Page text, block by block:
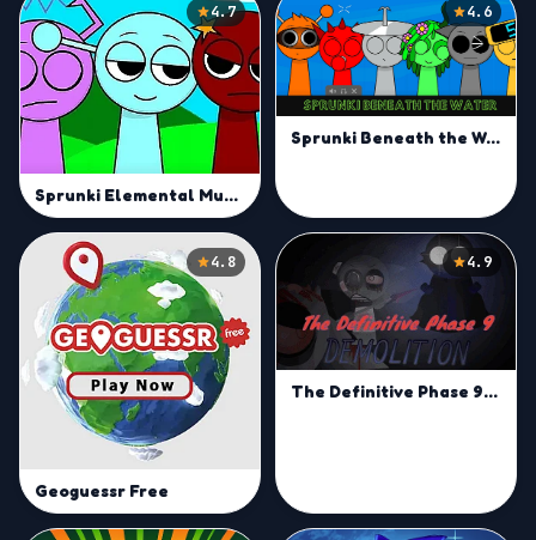
4.7
Sprunki Elemental Musician Mod
4.6
Sprunki Beneath the Water
4.8
Geoguessr Free
4.9
The Definitive Phase 9: Demolition